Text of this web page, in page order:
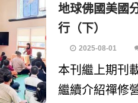
地球佛國美國
行（下）
2025-08-01
本刊繼上期刊
繼續介紹禪修